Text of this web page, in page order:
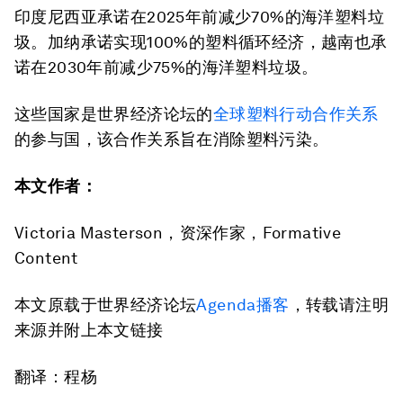
印度尼西亚承诺在2025年前减少70%的海洋塑料垃
圾。加纳承诺实现100%的塑料循环经济，越南也承
诺在2030年前减少75%的海洋塑料垃圾。
这些国家是世界经济论坛的全球塑料行动合作关系
的参与国，该合作关系旨在消除塑料污染。
本文作者：
Victoria Masterson，资深作家，Formative
Content
本文原载于世界经济论坛Agenda播客 ，转载请注明
来源并附上本文链接
翻译：程杨